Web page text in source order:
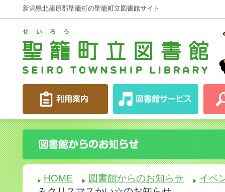
新潟県北蒲原郡聖籠町の聖籠町立図書館サイト
HOME 図書館からのお知らせ
イベ